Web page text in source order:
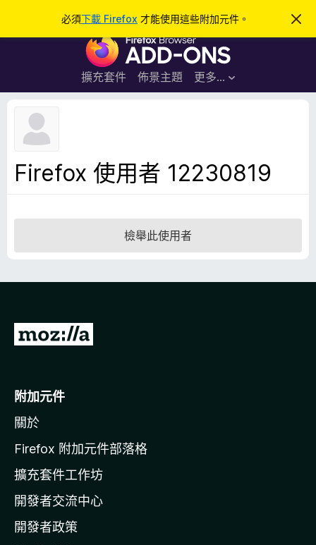
必須下載 Firefox 才能使用這些附加元件。
忽
此
F
r
e
瀏
加
元
擴充套件 佈景主題 更多…
登入
Firefox 使用者 12230819
檢舉此使用者
前
o
i
l
a
官
網
附加元件
關於
Firefox 附加元件部落格
擴充套件工作坊
開發者交流中心
開發者政策